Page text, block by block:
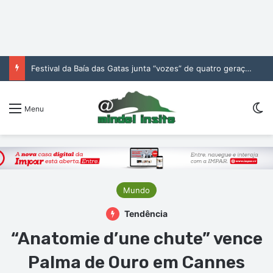
Festival da Baía das Gatas junta “vozes” de quatro gerações da música cabo-verdiana na segunda noite
Menu
Mundo
Tendência
“Anatomie d’une chute” vence
Palma de Ouro em Cannes